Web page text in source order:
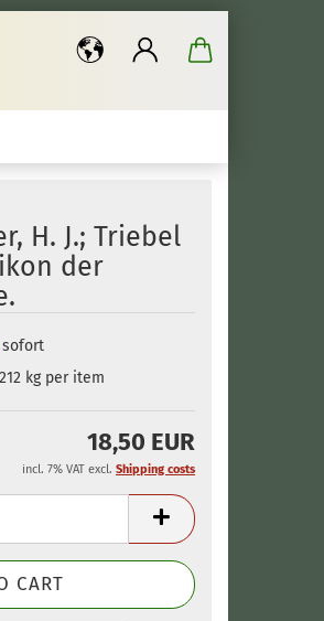
H. J.; Triebel
der
sofort
kg per item
18,50 EUR
incl. 7% VAT excl. Shipping costs